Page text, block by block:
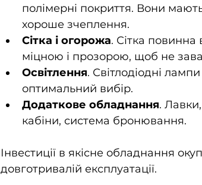
полімерні покриття. Вони
хороше зчеплення.
Сітка і огорожа. Сітка повинна
міцною і прозорою, щоб не
Освітлення. Світлодіодні
оптимальний вибір.
Додаткове обладнання.
кабіни, система бронювання.
Інвестиції в якісне обладнання
довготривалій експлуатації.